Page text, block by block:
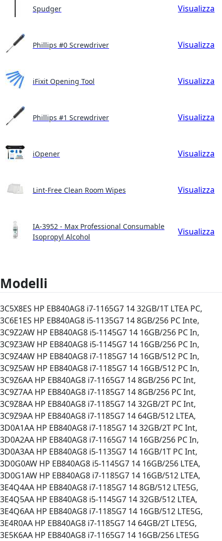
Spudger Visualizza
Phillips #0 Screwdriver Visualizza
iFixit Opening Tool Visualizza
Phillips #1 Screwdriver Visualizza
iOpener Visualizza
Lint-Free Clean Room Wipes Visualizza
IA-3952 - Max Professional Consumable
Isopropyl Alcohol
Visualizza
Modelli
3C5X8ES HP EB840AG8 i7-1165G7 14 32GB/1T LTEA PC,
3C6E1ES HP EB840AG8 i5-1135G7 14 8GB/256 PC Inte,
3C9Z2AW HP EB840AG8 i5-1145G7 14 16GB/256 PC In,
3C9Z3AW HP EB840AG8 i5-1145G7 14 16GB/256 PC In,
3C9Z4AW HP EB840AG8 i7-1185G7 14 16GB/512 PC In,
3C9Z5AW HP EB840AG8 i7-1185G7 14 16GB/512 PC In,
3C9Z6AA HP EB840AG8 i7-1165G7 14 8GB/256 PC Int,
3C9Z7AA HP EB840AG8 i7-1185G7 14 8GB/256 PC Int,
3C9Z8AA HP EB840AG8 i7-1185G7 14 32GB/2T PC Int,
3C9Z9AA HP EB840AG8 i7-1185G7 14 64GB/512 LTEA,
3D0A1AA HP EB840AG8 i7-1185G7 14 32GB/2T PC Int,
3D0A2AA HP EB840AG8 i7-1165G7 14 16GB/256 PC In,
3D0A3AA HP EB840AG8 i5-1135G7 14 16GB/1T PC Int,
3D0G0AW HP EB840AG8 i5-1145G7 14 16GB/256 LTEA,
3D0G1AW HP EB840AG8 i7-1185G7 14 16GB/512 LTEA,
3E4Q4AA HP EB840AG8 i7-1185G7 14 8GB/512 LTE5G,
3E4Q5AA HP EB840AG8 i5-1145G7 14 32GB/512 LTEA,
3E4Q6AA HP EB840AG8 i7-1185G7 14 16GB/512 LTE5G,
3E4R0AA HP EB840AG8 i7-1185G7 14 64GB/2T LTE5G,
3E5K6AA HP EB840AG8 i7-1165G7 14 16GB/256 LTE5G